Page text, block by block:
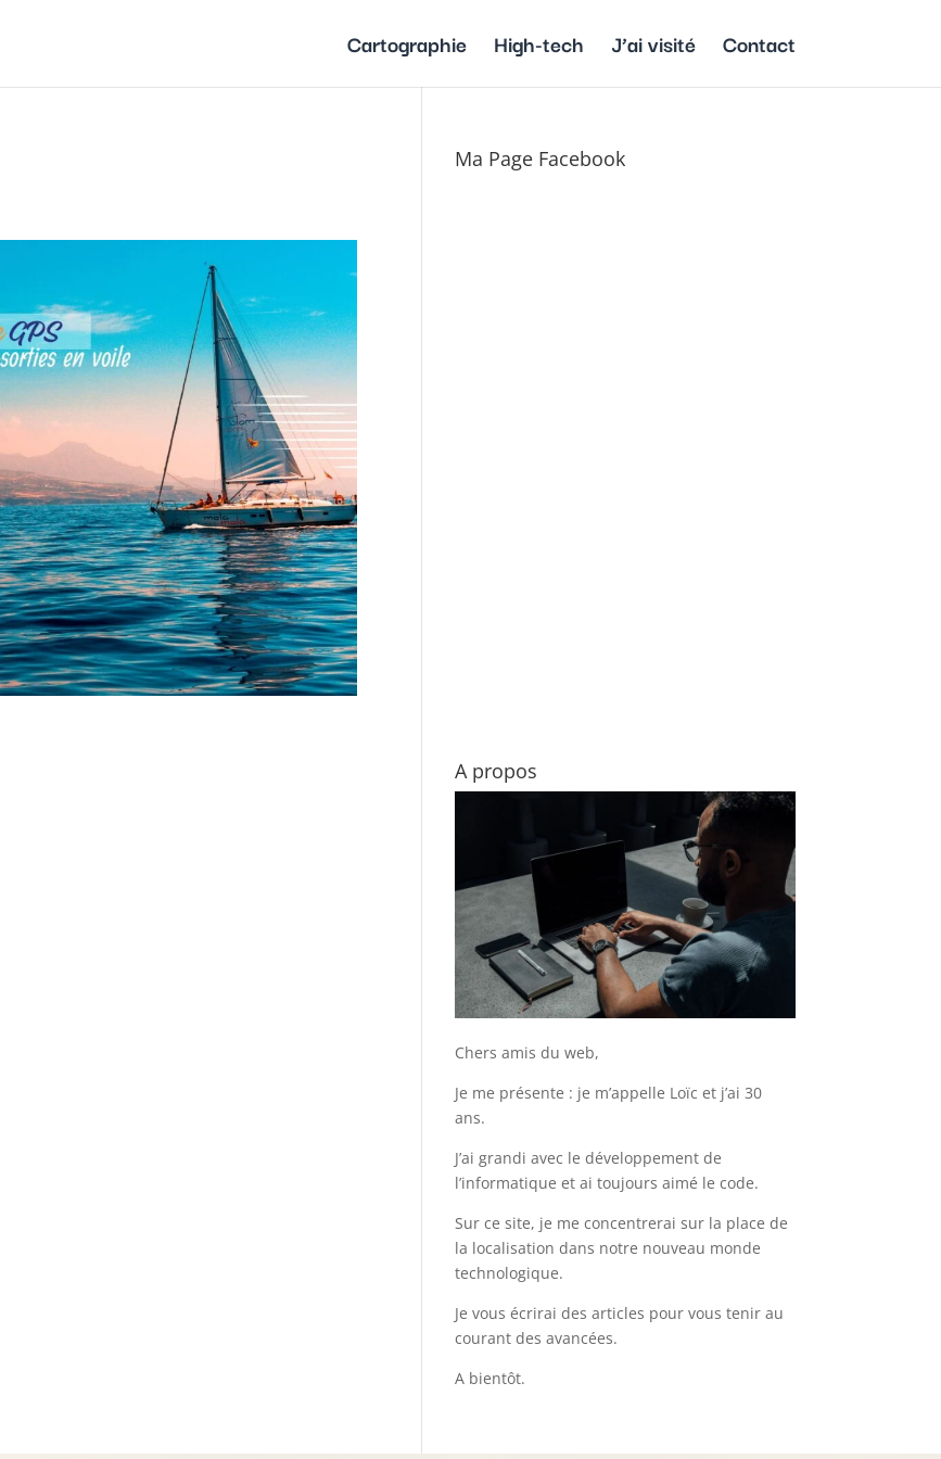
Cartographie High-tech J’ai visité Contact
Ma Page Facebook
A propos
Chers amis du web,
Je me présente : je m’appelle Loïc et j’ai 30
ans.
J’ai grandi avec le développement de
l’informatique et ai toujours aimé le code.
Sur ce site, je me concentrerai sur la place de
la localisation dans notre nouveau monde
technologique.
Je vous écrirai des articles pour vous tenir au
courant des avancées.
A bientôt.